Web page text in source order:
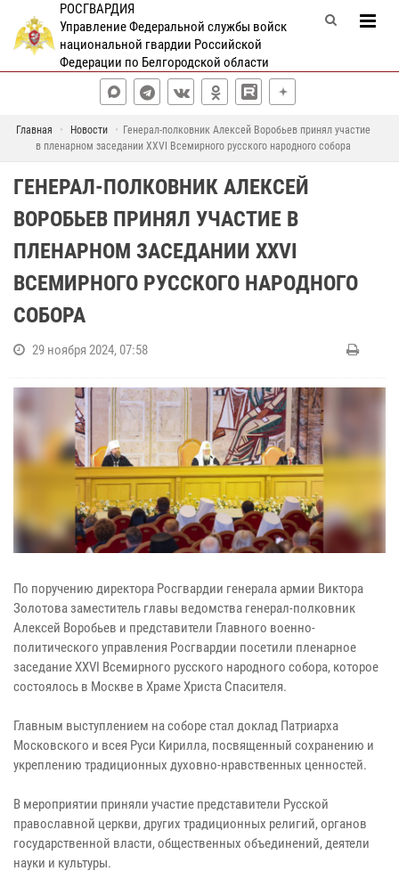
РОСГВАРДИЯ
Управление Федеральной службы войск
национальной гвардии Российской
Федерации по Белгородской области
Главная Новости
Генерал-полковник Алексей Воробьев принял участие
в пленарном заседании XXVI Всемирного русского народного собора
ГЕНЕРАЛ-ПОЛКОВНИК АЛЕКСЕЙ
ВОРОБЬЕВ ПРИНЯЛ УЧАСТИЕ В
ПЛЕНАРНОМ ЗАСЕДАНИИ XXVI
ВСЕМИРНОГО РУССКОГО НАРОДНОГО
СОБОРА
29 ноября 2024, 07:58
По поручению директора Росгвардии генерала армии Виктора
Золотова заместитель главы ведомства генерал-полковник
Алексей Воробьев и представители Главного военно-
политического управления Росгвардии посетили пленарное
заседание XXVI Всемирного русского народного собора, которое
состоялось в Москве в Храме Христа Спасителя.
Главным выступлением на соборе стал доклад Патриарха
Московского и всея Руси Кирилла, посвященный сохранению и
укреплению традиционных духовно-нравственных ценностей.
В мероприятии приняли участие представители Русской
православной церкви, других традиционных религий, органов
государственной власти, общественных объединений, деятели
науки и культуры.